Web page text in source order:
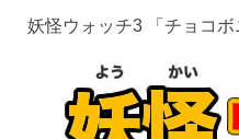
妖怪ウォッチ3 「チョコ